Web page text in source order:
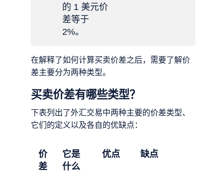
的 1 美元价
差等于
2%。
在解释了如何计算买卖价差之后，需要了解价
差主要分为两种类型。
买卖价差有哪些类型？
下表列出了外汇交易中两种主要的价差类型、
它们的定义以及各自的优缺点：
价
差
它是
什么
优点 缺点